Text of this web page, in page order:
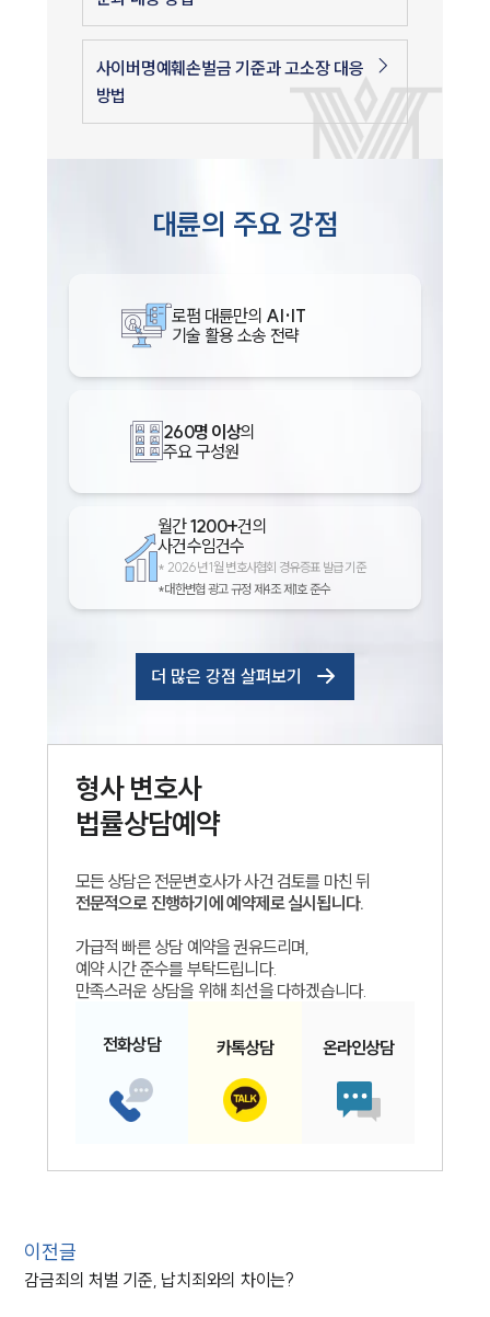
인재채용
만화로 보는 사례
사이버명예훼손벌금 기준과 고소장 대응
방법
대륜의 주요 강점
로펌 대륜만의 AI·IT
기술 활용 소송 전략
260명 이상의
주요 구성원
월간1200+건의
사건수임건수
* 2026년 1월 변호사협회 경유증표 발급 기준
*대한변협 광고 규정 제4조 제1호 준수
더 많은 강점 살펴보기
형사변호사
법률상담예약
모든 상담은 전문변호사가 사건 검토를 마친 뒤
전문적으로 진행하기에 예약제로 실시됩니다.
가급적 빠른 상담 예약을 권유드리며,
예약 시간 준수를 부탁드립니다.
만족스러운 상담을 위해 최선을 다하겠습니다.
전화상담 카톡상담 온라인상담
이전글
감금죄의 처벌 기준, 납치죄와의 차이는?